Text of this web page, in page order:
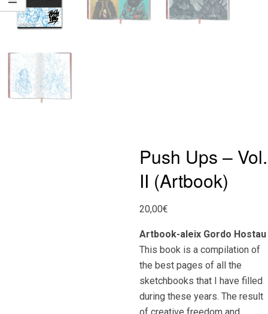
Push Ups – Vol.
II (Artbook)
20,00€
Artbook-aleix Gordo Hostau
This book is a compilation of
the best pages of all the
sketchbooks that I have filled
during these years. The result